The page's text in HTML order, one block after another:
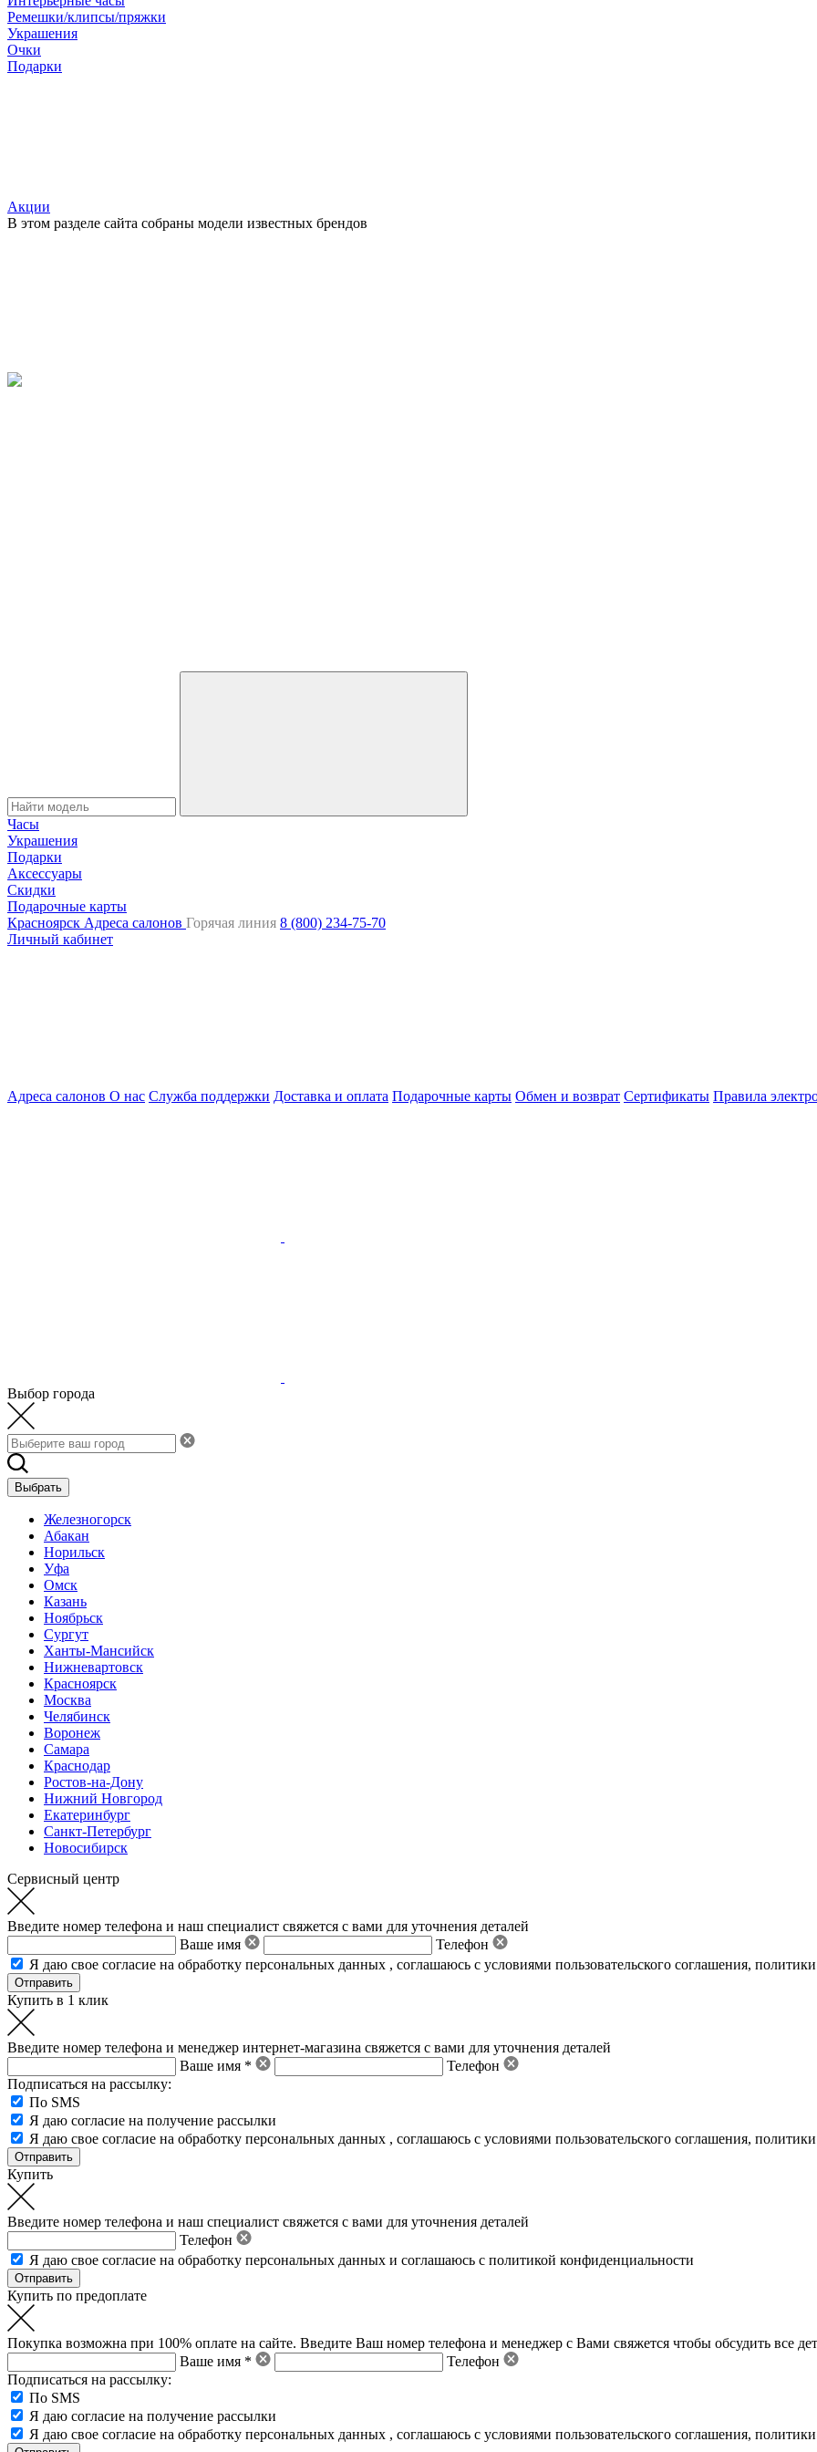
Ремешки/клипсы/пряжки
Украшения
Очки
Подарки
Акции
В этом разделе сайта собраны модели известных брендов
Часы
Украшения
Подарки
Аксессуары
Скидки
Подарочные карты
Красноярск Адреса салонов Горячая линия 8 (800) 234-75-70
Личный кабинет
Адреса салонов О нас Служба поддержки Доставка и оплата Подарочные карты Обмен и возврат Сертификаты Правила
Выбор города
Выбрать
Железногорск
Абакан
Норильск
Уфа
Омск
Казань
Ноябрьск
Сургут
Ханты-Мансийск
Нижневартовск
Красноярск
Москва
Челябинск
Воронеж
Самара
Краснодар
Ростов-на-Дону
Нижний Новгород
Екатеринбург
Санкт-Петербург
Новосибирск
Сервисный центр
Введите номер телефона и наш специалист свяжется с вами для уточнения деталей
Ваше имя
Телефон
Я даю свое согласие на обработку персональных данных , соглашаюсь с условиями пользовательского соглашения,
Купить в 1 клик
Введите номер телефона и менеджер интернет-магазина свяжется с вами для уточнения деталей
Ваше имя *
Телефон
Подписаться на рассылку:
По SMS
Я даю согласие на получение рассылки
Я даю свое согласие на обработку персональных данных , соглашаюсь с условиями пользовательского соглашения,
Купить
Введите номер телефона и наш специалист свяжется с вами для уточнения деталей
Телефон
Я даю свое согласие на обработку персональных данных и соглашаюсь с политикой конфиденциальности
Купить по предоплате
Покупка возможна при 100% оплате на сайте. Введите Ваш номер телефона и менеджер с Вами свяжется чтобы обсудить все
Ваше имя *
Телефон
Подписаться на рассылку:
По SMS
Я даю согласие на получение рассылки
Я даю свое согласие на обработку персональных данных , соглашаюсь с условиями пользовательского соглашения,